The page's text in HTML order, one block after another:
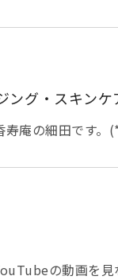
ンケア八戸ノ里
多 認知症相談支
イルド保育園 ア
プレートで焼い
レをかけて頂き
寿庵 前田
ング・スキンケ
寿庵の細田です
いました。 ス
分でするスキン
の「パッチテス
ジングシー
で手を清潔にし
の動画を